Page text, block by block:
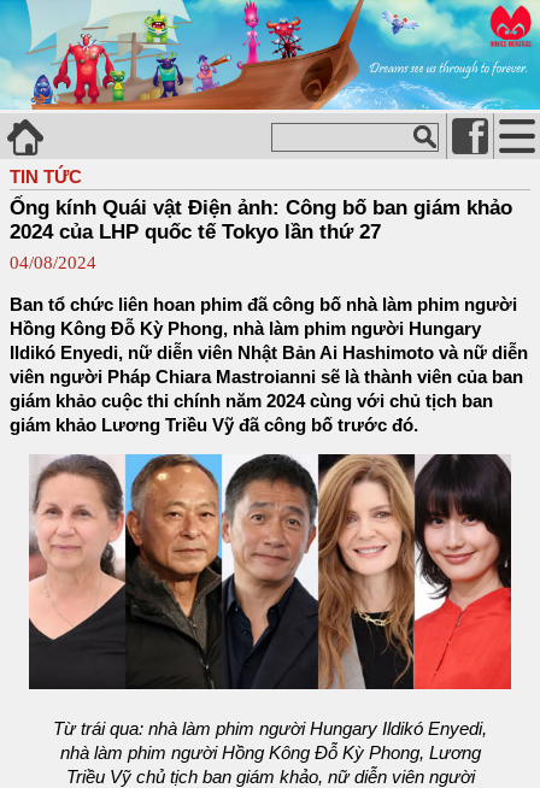
TIN TỨC
Ống kính Quái vật Điện ảnh: Công bố ban giám khảo
2024 của LHP quốc tế Tokyo lần thứ 27
04/08/2024
Ban tổ chức liên hoan phim đã công bố nhà làm phim người
Hồng Kông Đỗ Kỳ Phong, nhà làm phim người Hungary
Ildikó Enyedi, nữ diễn viên Nhật Bản Ai Hashimoto và nữ diễn
viên người Pháp Chiara Mastroianni sẽ là thành viên của ban
giám khảo cuộc thi chính năm 2024 cùng với chủ tịch ban
giám khảo Lương Triều Vỹ đã công bố trước đó.
Từ trái qua: nhà làm phim người Hungary Ildikó Enyedi,
nhà làm phim người Hồng Kông Đỗ Kỳ Phong, Lương
Triều Vỹ chủ tịch ban giám khảo, nữ diễn viên người